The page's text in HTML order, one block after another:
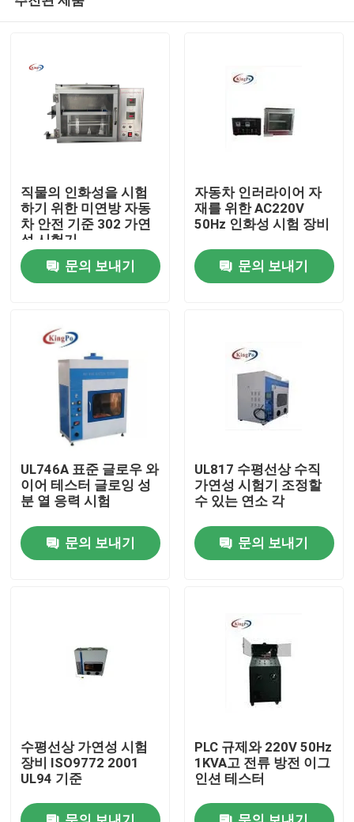
우리에 대하여
공장 여행
품질 관리
인용문을 요구하세요
의학 테스팅 장비
진입 보호 시험 장비
직물의 인화성을 시험
하기 위한 미연방 자동
차 안전 기준 302 가연
성 시험기
문의 보내기
자동차 인러라이어 자
재를 위한 AC220V
50Hz 인화성 시험 장비
문의 보내기
UL746A 표준 글로우 와
이어 테스터 글로잉 성
분 열 응력 시험
문의 보내기
UL817 수평선상 수직
가연성 시험기 조정할
수 있는 연소 각
문의 보내기
수평선상 가연성 시험
장비 ISO9772 2001
UL94 기준
PLC 규제와 220V 50Hz
1KVA고 전류 방전 이그
인션 테스터